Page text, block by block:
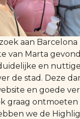
aan
van Marta
en nuttige
de stad. Deze
en goede
graag ontmoeten
we de